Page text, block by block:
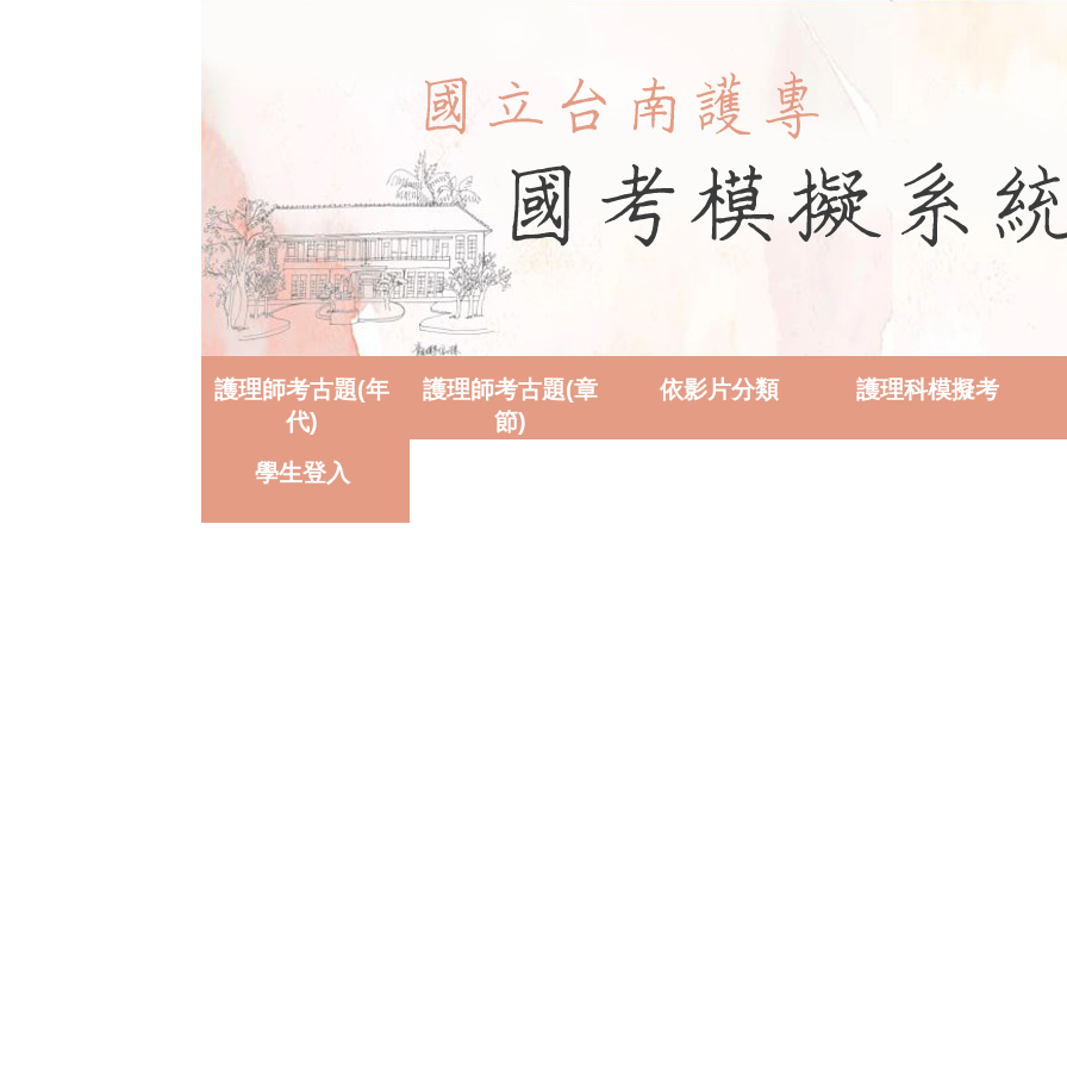
護理師考古題(年
代)
護理師考古題(章
節)
依影片分類 護理科模擬考
學生登入